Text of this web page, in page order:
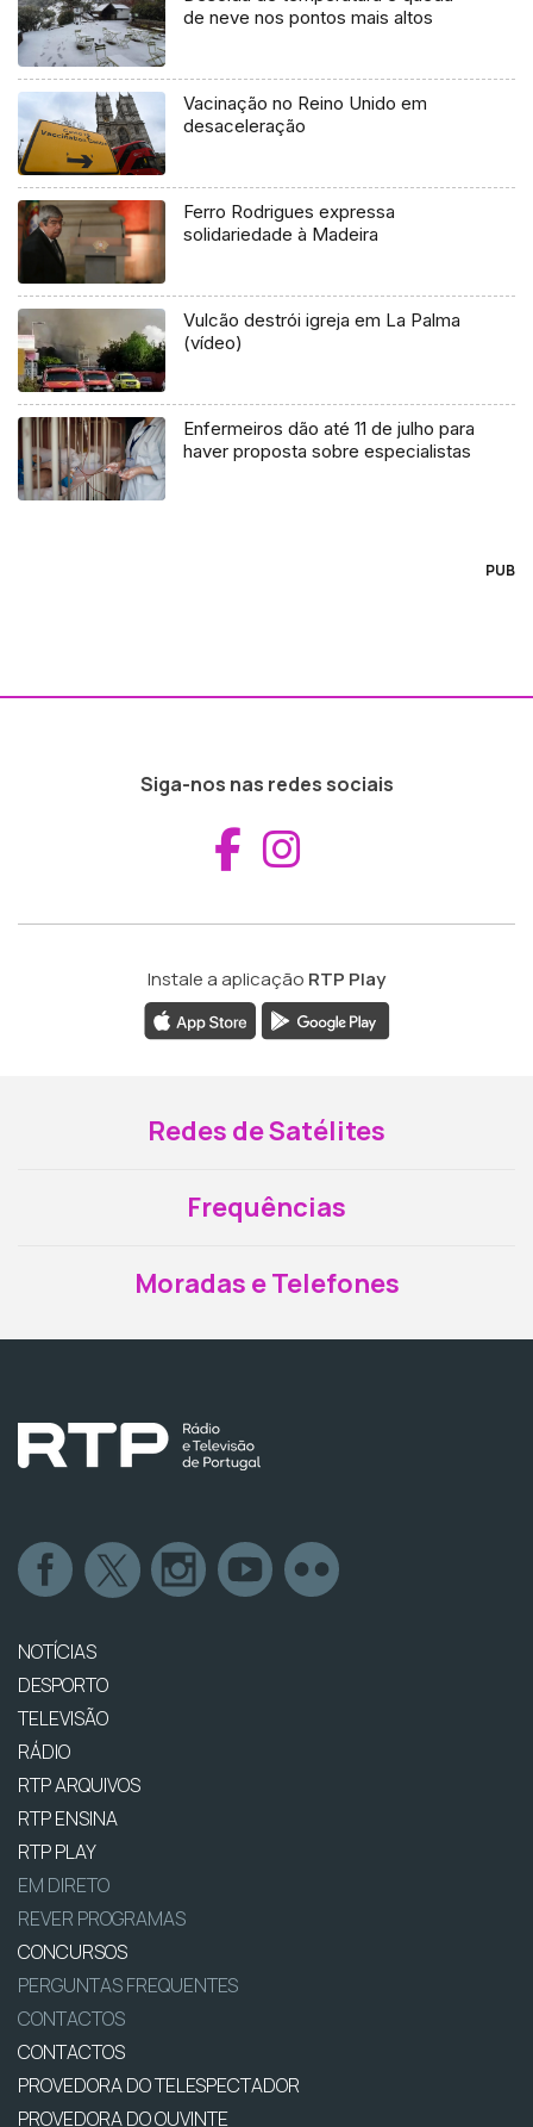
de neve nos pontos mais altos
Vacinação no Reino Unido em
desaceleração
Ferro Rodrigues expressa
solidariedade à Madeira
Vulcão destrói igreja em La Palma
(vídeo)
Enfermeiros dão até 11 de julho para
haver proposta sobre especialistas
PUB
Siga-nos nas redes sociais
Aceder ao
Instale a aplicação RTP Play
Redes de Satélites
Frequências
Moradas e Telefones
NOTÍCIAS
DESPORTO
TELEVISÃO
RÁDIO
RTP ARQUIVOS
RTP ENSINA
RTP PLAY
EM DIRETO
REVER PROGRAMAS
CONCURSOS
PERGUNTAS FREQUENTES
CONTACTOS
CONTACTOS
PROVEDORA DO TELESPECTADOR
PROVEDORA DO OUVINTE